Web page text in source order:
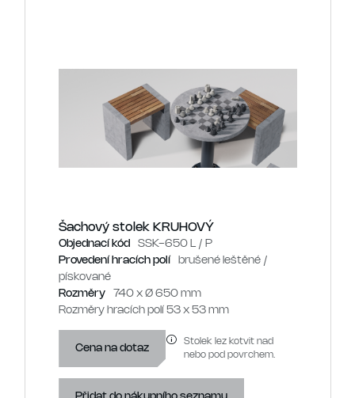
Šachový stolek KRUHOVÝ
Objednací kód
SSK-650 L / P
Provedení hracích polí
brušené leštěné /
pískované
Rozměry
740 x Ø 650 mm
Rozměry hracích polí 53 x 53 mm
Cena na dotaz
Stolek lez kotvit nad
nebo pod povrchem.